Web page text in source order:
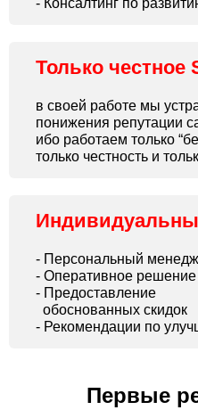
- Консалтинг по
Только честное
в своей работе мы
понижения репутации
ибо работаем только
только честность и
- Персональный
- Оперативное решение
- Предоставление
обоснованных скидок
- Рекомендации по
Первые